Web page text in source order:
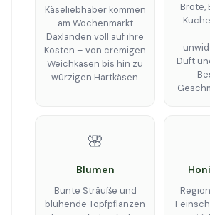
Käseliebhaber kommen
am Wochenmarkt
Daxlanden voll auf ihre
Kosten – von cremigen
Weichkäsen bis hin zu
würzigen Hartkäsen.
Brote,
Duft
🌸
Blumen
Bunte Sträuße und
blühende Topfpflanzen